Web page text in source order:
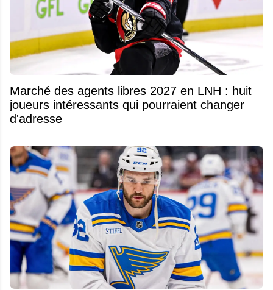
Marché des agents libres 2027 en LNH : huit
joueurs intéressants qui pourraient changer
d'adresse